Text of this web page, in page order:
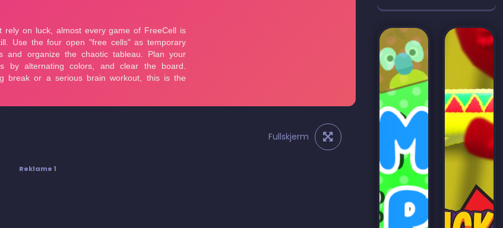
Fullskjerm
Reklame 1